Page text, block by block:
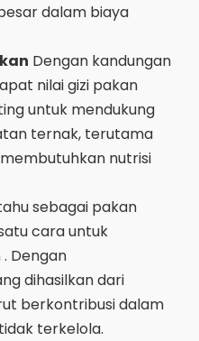
dalam biaya
Dengan kandungan
nilai gizi pakan
untuk mendukung
ternak, terutama
nutrisi
sebagai pakan
cara untuk
Dengan
dihasilkan dari
berkontribusi dalam
terkelola.